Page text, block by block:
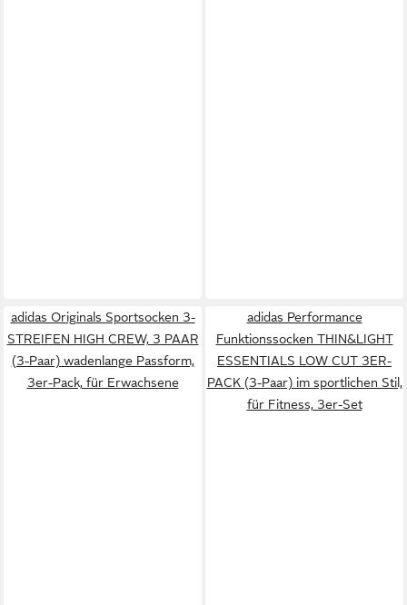
adidas Originals Sportsocken 3-
STREIFEN HIGH CREW, 3 PAAR
(3-Paar) wadenlange Passform,
3er-Pack, für Erwachsene
adidas Performance
Funktionssocken THIN&LIGHT
ESSENTIALS LOW CUT 3ER-
PACK (3-Paar) im sportlichen Stil,
für Fitness, 3er-Set